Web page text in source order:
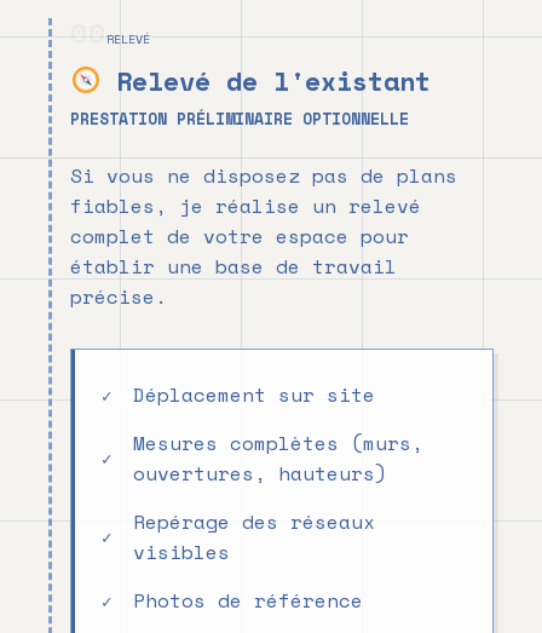
00RELEVÉ
Relevé de l'existant
PRESTATION PRÉLIMINAIRE OPTIONNELLE
Si vous ne disposez pas de plans
fiables, je réalise un relevé
complet de votre espace pour
établir une base de travail
précise.
Déplacement sur site
Mesures complètes (murs,
ouvertures, hauteurs)
Repérage des réseaux
visibles
Photos de référence